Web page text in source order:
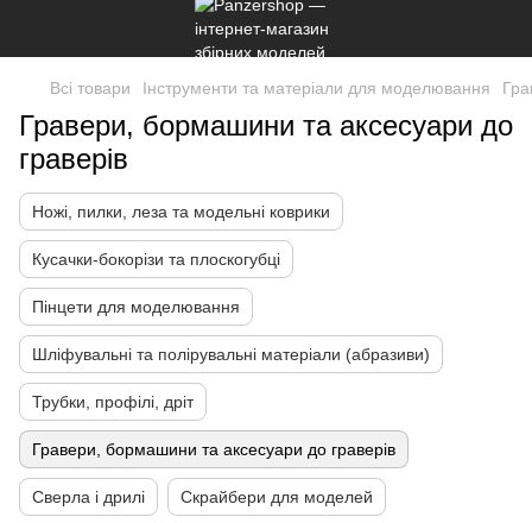
Всі товари Інструменти та матеріали для моделювання
Гравери, бормашини та аксесуари до
граверів
Ножі, пилки, леза та модельні коврики
Кусачки-бокорізи та плоскогубці
Пінцети для моделювання
Шліфувальні та полірувальні матеріали (абразиви)
Трубки, профілі, дріт
Гравери, бормашини та аксесуари до граверів
Сверла і дрилі Скрайбери для моделей